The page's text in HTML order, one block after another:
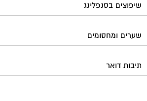
שיפוצים בסנפלינג
שערים ומחסומים
תיבות דואר